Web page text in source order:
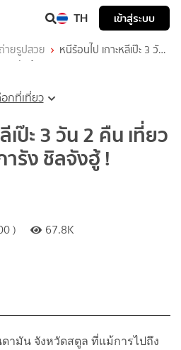
TH เข้าสู่ระบบ
ายรูปสวย
หนีร้อนไป เกาะหลีเป๊ะ 3 วัน
ลจังฮู้ !
อกที่เที่ยว
เป๊ะ 3 วัน 2 คืน เที่ยว
รัง ชิลจังฮู้ !
)
67.8K
ดามัน จังหวัดสตูล ที่แม้การไปถึง